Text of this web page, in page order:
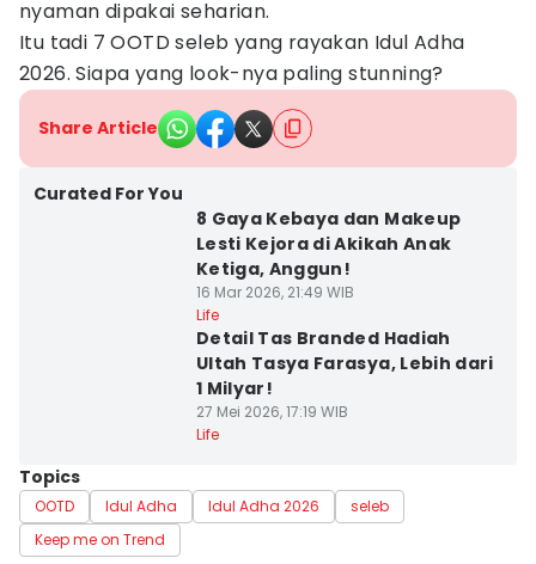
nyaman dipakai seharian.
Itu tadi 7 OOTD seleb yang rayakan Idul Adha
2026. Siapa yang look-nya paling stunning?
Share Article
Curated For You
8 Gaya Kebaya dan Makeup
Lesti Kejora di Akikah Anak
Ketiga, Anggun!
16 Mar 2026, 21:49 WIB
Life
Detail Tas Branded Hadiah
Ultah Tasya Farasya, Lebih dari
1 Milyar!
27 Mei 2026, 17:19 WIB
Life
Topics
OOTD Idul Adha Idul Adha 2026
seleb
Keep me on Trend